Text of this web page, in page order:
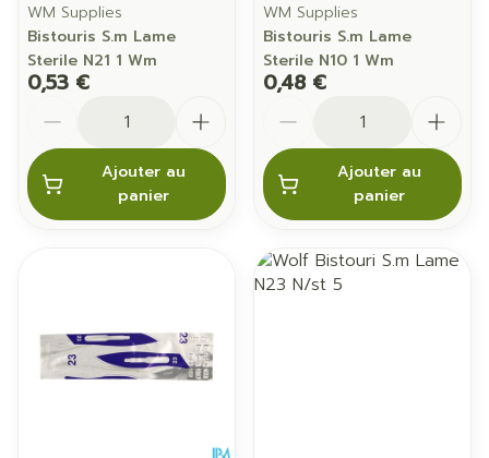
WM Supplies
Bistouris S.m Lame
Sterile N21 1 Wm
0,53 €
Ajouter au
panier
WM Supplies
Bistouris S.m Lame
Sterile N10 1 Wm
0,48 €
Ajouter au
panier